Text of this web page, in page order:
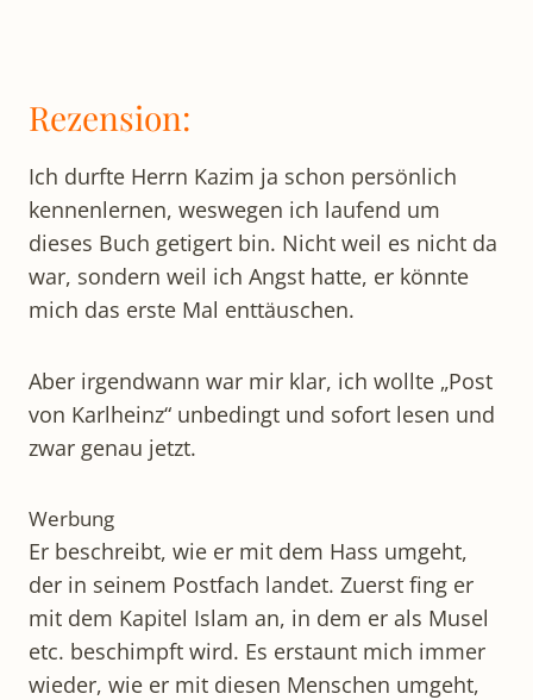
Rezension:
Ich durfte Herrn Kazim ja schon persönlich
kennenlernen, weswegen ich laufend um
dieses Buch getigert bin. Nicht weil es nicht da
war, sondern weil ich Angst hatte, er könnte
mich das erste Mal enttäuschen.
Aber irgendwann war mir klar, ich wollte „Post
von Karlheinz“ unbedingt und sofort lesen und
zwar genau jetzt.
Werbung
Er beschreibt, wie er mit dem Hass umgeht,
der in seinem Postfach landet. Zuerst fing er
mit dem Kapitel Islam an, in dem er als Musel
etc. beschimpft wird. Es erstaunt mich immer
wieder, wie er mit diesen Menschen umgeht,